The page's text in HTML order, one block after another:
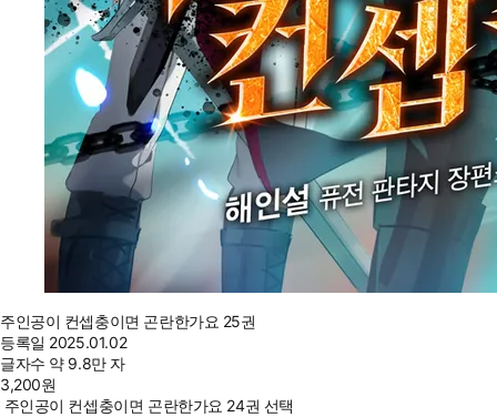
주인공이 컨셉충이면 곤란한가요 25권
등록일 2025.01.02
글자수 약 9.8만 자
3,200원
주인공이 컨셉충이면 곤란한가요 24권 선택